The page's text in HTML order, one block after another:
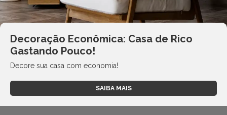
Decoração Econômica: Casa de Rico
Gastando Pouco!
Decore sua casa com economia!
SAIBA MAIS